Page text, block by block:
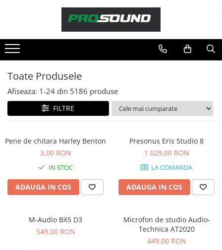
Sonorizare / PA
Adaptoare phantom
Adresare publica 100V
Amplificatoare Audio
Boxe Audio
Mixere audio
Monitorizare In-Ear
Pickup-uri, platane & accesorii
Playere si Recordere
Procesoare si efecte
Stabilizatoare de tensiune UPS si
Power Conditioner
Toate Produsele
Afiseaza: 1-24 din 5186 produse
FILTRE
Pene de chitara Harley Benton
3,00 RON
IN STOC
ADAUGA IN COS
Presonus Eris Studio 8
1.029,00 RON
LA COMANDA
ADAUGA IN COS
M-Audio BX5 D3
549,00 RON
Microfon de studio Audio-
Technica AT2020
449,00 RON